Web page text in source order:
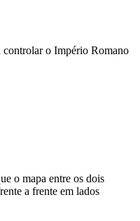
controlar o Império Romano
o mapa entre os dois
a frente em lados